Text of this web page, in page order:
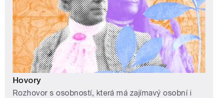
Hovory
Rozhovor s osobností, která má zajímavý osobní i